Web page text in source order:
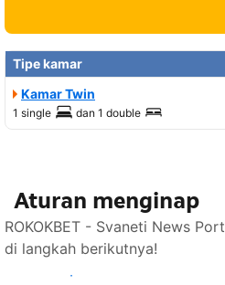
Tipe kamar
Kamar Twin
1 single dan 1 double
Aturan menginap
ROKOKBET - Svaneti News
di langkah berikutnya!
Lihat ketersediaan